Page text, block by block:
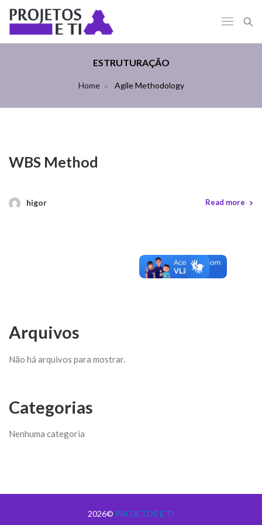
ESTRUTURAÇÃO
Home Agile Methodology
WBS Method
higor Read more
Arquivos
Não há arquivos para mostrar.
Categorias
Nenhuma categoria
2026© PROJETOS E TI